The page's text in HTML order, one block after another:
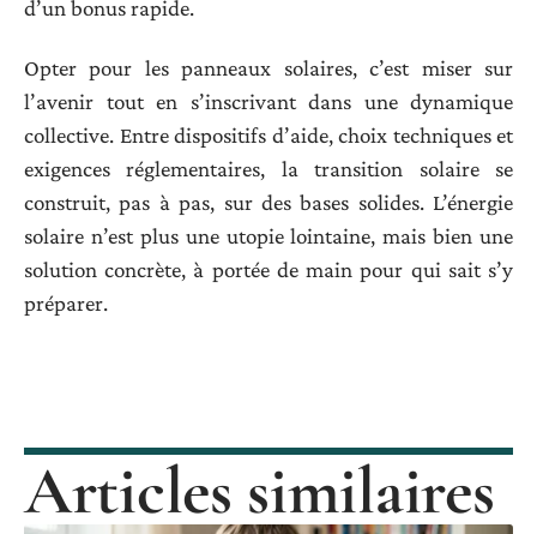
d’un bonus rapide.
Opter pour les panneaux solaires, c’est miser sur
l’avenir tout en s’inscrivant dans une dynamique
collective. Entre dispositifs d’aide, choix techniques et
exigences réglementaires, la transition solaire se
construit, pas à pas, sur des bases solides. L’énergie
solaire n’est plus une utopie lointaine, mais bien une
solution concrète, à portée de main pour qui sait s’y
préparer.
Articles similaires